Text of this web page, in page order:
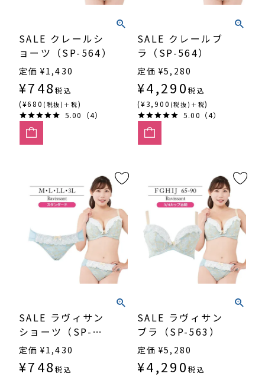
SALE クレールシ
ョーツ（SP-564）
定価 ¥1,430
¥748税込
(¥680 (税抜)＋税)
5.00（4）
SALE クレールブ
ラ（SP-564）
定価 ¥5,280
¥4,290 税込
(¥3,900 (税抜)＋税)
5.00（4）
SALE ラヴィサン
ショーツ（SP-
563）
定価 ¥1,430
¥748税込
SALE ラヴィサン
ブラ（SP-563）
定価 ¥5,280
¥4,290 税込